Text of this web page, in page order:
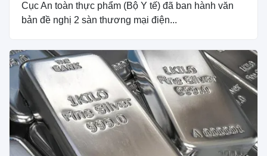
Cục An toàn thực phẩm (Bộ Y tế) đã ban hành văn
bản đề nghị 2 sàn thương mại điện...